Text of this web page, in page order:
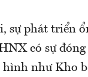
sự phát triển
có sự đóng
như Kho